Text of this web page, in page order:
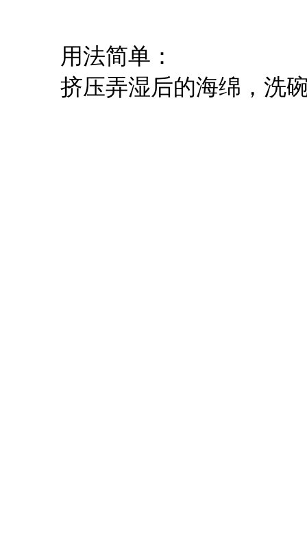
​用法简单：
挤压弄湿后的海绵，洗